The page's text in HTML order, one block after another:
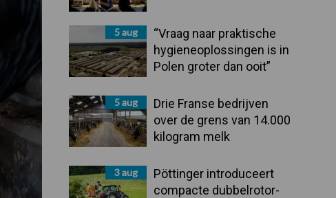
5 aug
“Vraag naar praktische
hygieneoplossingen is in
Polen groter dan ooit”
5 aug
Drie Franse bedrijven
over de grens van 14.000
kilogram melk
3 aug
Pöttinger introduceert
compacte dubbelrotor-